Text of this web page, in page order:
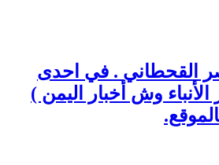
القحطاني . في احدى
الأنباء وش أخبار اليمن )